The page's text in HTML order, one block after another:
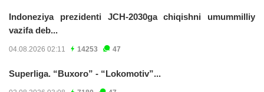
Indoneziya prezidenti JCH-2030ga chiqishni umummilliy
vazifa deb...
04.08.2026 02:11 14253 47
Superliga. “Buxoro” - “Lokomotiv”...